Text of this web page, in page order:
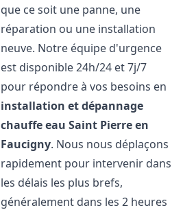
que ce soit une panne, une
réparation ou une installation
neuve. Notre équipe d'urgence
est disponible 24h/24 et 7j/7
pour répondre à vos besoins en
installation et dépannage
chauffe eau Saint Pierre en
Faucigny. Nous nous déplaçons
rapidement pour intervenir dans
les délais les plus brefs,
généralement dans les 2 heures